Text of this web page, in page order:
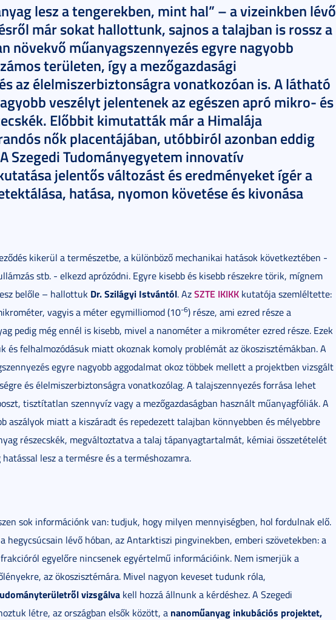
lesz a tengerekben, mint hal” – a vizeinkben lévő
már sokat hallottunk, sajnos a talajban is rossz a
növekvő műanyagszennyezés egyre nagyobb
területen, így a mezőgazdasági
az élelmiszerbiztonságra vonatkozóan is. A látható
veszélyt jelentenek az egészen apró mikro- és
Előbbit kimutatták már a Himalája
nők placentájában, utóbbiról azonban eddig
Szegedi Tudományegyetem innovatív
jelentős változást és eredményeket ígér a
hatása, nyomon követése és kivonása
kikerül a természetbe, a különböző mechanikai hatások következtében -
stb. - elkezd aprózódni. Egyre kisebb és kisebb részekre törik, mígnem
belőle – hallottuk Dr.Szilágyi Istvántól. AzSZTE IKIKK kutatója szemléltette:
vagyis a méter egymilliomod (10-6) része, ami ezred része a
pedig még ennél is kisebb, mivel a nanométer a mikrométer ezred része. Ezek
és felhalmozódásuk miatt okoznak komoly problémát az ökoszisztémákban. A
egyre nagyobb aggodalmat okoz többek mellett a projektben vizsgált
és élelmiszerbiztonságra vonatkozólag. A talajszennyezés forrása lehet
tisztítatlan szennyvíz vagy a mezőgazdaságban használt műanyagfóliák. A
aszályok miatt a kiszáradt és repedezett talajban könnyebben és mélyebbre
részecskék, megváltoztatva a talaj tápanyagtartalmát, kémiai összetételét
lesz a termésre és a terméshozamra.
sok információnk van: tudjuk, hogy milyen mennyiségben, hol fordulnak elő.
hegycsúcsain lévő hóban, az Antarktiszi pingvinekben, emberi szövetekben: a
egyelőre nincsenek egyértelmű információink. Nem ismerjük a
az ökoszisztémára. Mivel nagyon keveset tudunk róla,
vizsgálva kell hozzá állnunk a kérdéshez. A Szegedi
létre, az országban elsők között, a nanoműanyag inkubációs projektet,